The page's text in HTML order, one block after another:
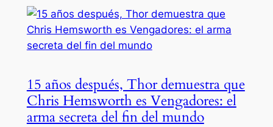
15 años después, Thor demuestra que
Chris Hemsworth es Vengadores: el
arma secreta del fin del mundo